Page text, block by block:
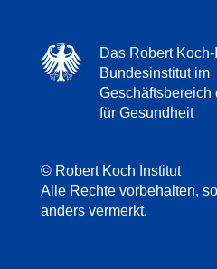
Das Robert
Bundesinstitut im
Geschäftsbereich
für Gesundheit
© Robert Koch Institut
Alle Rechte vorbehalten,
anders vermerkt.